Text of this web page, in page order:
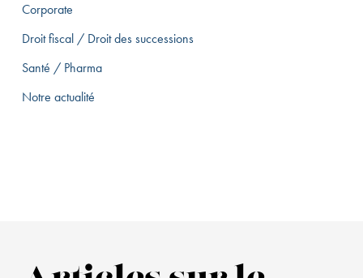
Corporate
Droit fiscal / Droit des successions
Santé / Pharma
Notre actualité